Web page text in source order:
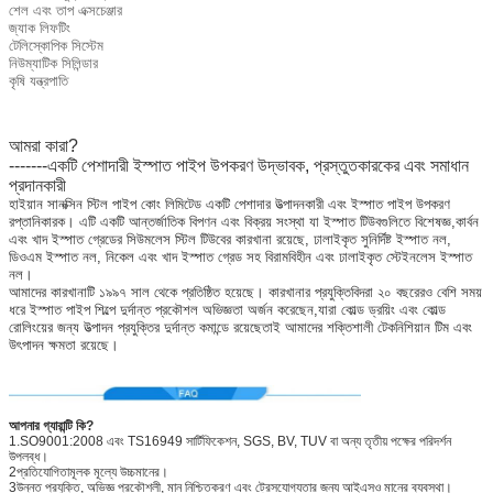
শেল এবং তাপ এক্সচেঞ্জার
জ্যাক লিফটিং
টেলিস্কোপিক সিস্টেম
নিউম্যাটিক সিলিন্ডার
কৃষি যন্ত্রপাতি
আমরা কারা?
-------একটি পেশাদারী ইস্পাত পাইপ উপকরণ উদ্ভাবক, প্রস্তুতকারকের এবং সমাধান
প্রদানকারী
হাইয়ান সানক্সিন স্টিল পাইপ কোং লিমিটেড একটি পেশাদার উত্পাদনকারী এবং ইস্পাত পাইপ উপকরণ
রপ্তানিকারক। এটি একটি আন্তর্জাতিক বিপণন এবং বিক্রয় সংস্থা যা ইস্পাত টিউবগুলিতে বিশেষজ্ঞ,কার্বন
এবং খাদ ইস্পাত গ্রেডের সিউমলেস স্টিল টিউবের কারখানা রয়েছে, ঢালাইকৃত সুনির্দিষ্ট ইস্পাত নল,
ডিওএম ইস্পাত নল, নিকেল এবং খাদ ইস্পাত গ্রেড সহ বিরামবিহীন এবং ঢালাইকৃত স্টেইনলেস ইস্পাত
নল।
আমাদের কারখানাটি ১৯৯৭ সাল থেকে প্রতিষ্ঠিত হয়েছে। কারখানার প্রযুক্তিবিদরা ২০ বছরেরও বেশি সময়
ধরে ইস্পাত পাইপ শিল্পে দুর্দান্ত প্রকৌশল অভিজ্ঞতা অর্জন করেছেন,যারা কোল্ড ড্রয়িং এবং কোল্ড
রোলিংয়ের জন্য উত্পাদন প্রযুক্তির দুর্দান্ত কমান্ডে রয়েছেতাই আমাদের শক্তিশালী টেকনিশিয়ান টিম এবং
উৎপাদন ক্ষমতা রয়েছে।
আপনার গ্যারান্টি কি?
1.SO9001:2008 এবং TS16949 সার্টিফিকেশন, SGS, BV, TUV বা অন্য তৃতীয় পক্ষের পরিদর্শন
উপলব্ধ।
2প্রতিযোগিতামূলক মূল্যে উচ্চমানের।
3উন্নত প্রযুক্তি, অভিজ্ঞ প্রকৌশলী, মান নিশ্চিতকরণ এবং ট্রেসযোগ্যতার জন্য আইএসও মানের ব্যবস্থা।